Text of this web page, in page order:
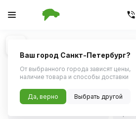
1/1
Моторное масло MOBIL 1
синтетическое 4л
Нет в наличии
5.0
Код
Ваш город Санкт-Петербург?
От выбранного города зависят цены,
наличие товара и способы доставки
Да, верно Выбрать другой